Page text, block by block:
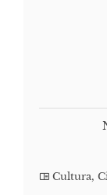
Cultura,